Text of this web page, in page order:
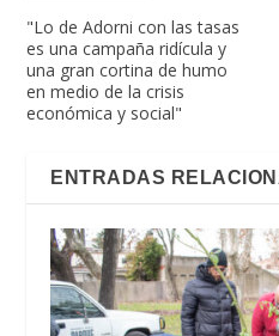
"Lo de Adorni con las tasas
es una campaña ridícula y
una gran cortina de humo
en medio de la crisis
económica y social"
ENTRADAS